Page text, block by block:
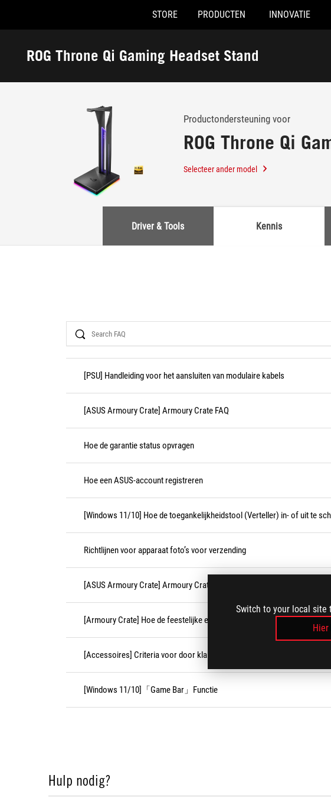
Switch to your local site
Accessibility links
STORE PRODUCTEN INNOVATIE
ROG Throne Qi Gaming Headset Stand
Ondersteuning
Productondersteuning voor
ROG Throne Qi
Selecteer ander model
Driver & Tools Kennis
Search
[PSU] Handleiding voor het aansluiten van modulaire kabels
[ASUS Armoury Crate] Armoury Crate FAQ
Hoe de garantie status opvragen
Hoe een ASUS-account registreren
[Windows 11/10] Hoe de toegankelijkheidstool (Verteller) in- of uit te
Richtlijnen voor apparaat foto’s voor verzending
[ASUS Armoury Crate] Armoury Crate-compatibele apparaten
[Armoury Crate] Hoe de feestelijke effecten uitschakelen?
[Accessoires] Criteria voor door klant veroorzaakte schade (CID)
[Windows 11/10]「Game Bar」Functie
Hulp nodig?